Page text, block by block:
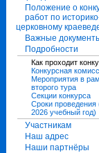
Положение о
работ по
церковному
Важные
Подробности
Как проходит
Конкурсная
Мероприятия в
второго тура
Секции конкурса
Сроки проведения
2026 учебный год)
Участникам
Наш адрес
Наши партнёры